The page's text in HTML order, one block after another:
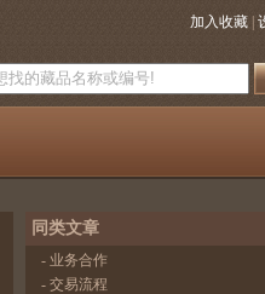
加入收藏
同类文章
- 业务合作
- 交易流程